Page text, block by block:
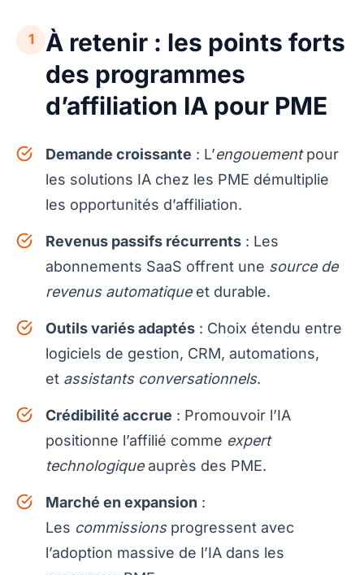
1
À retenir : les points forts
des programmes
d’affiliation IA pour PME
Demande croissante : L’engouementpour
les solutions IA chez les PME démultiplie
les opportunités d’affiliation.
Revenus passifs récurrents : Les
abonnements SaaS offrent une source de
revenus automatiqueet durable.
Outils variés adaptés : Choix étendu entre
logiciels de gestion, CRM, automations,
et assistants conversationnels.
Crédibilité accrue : Promouvoir l’IA
positionne l’affilié comme expert
technologiqueauprès des PME.
Marché en expansion :
Les commissionsprogressent avec
l’adoption massive de l’IA dans les